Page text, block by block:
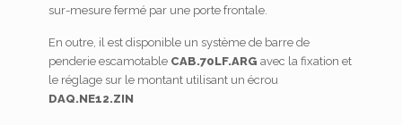
sur-mesure fermé par une porte frontale.
En outre, il est disponible un système de barre de
penderie escamotable CAB.70LF.ARG avec la fixation et
le réglage sur le montant utilisant un écrou
DAQ.NE12.ZIN